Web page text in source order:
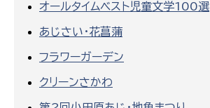
オールタイムベスト児童文学100選
あじさい・花菖蒲
フラワーガーデン
クリーンさかわ